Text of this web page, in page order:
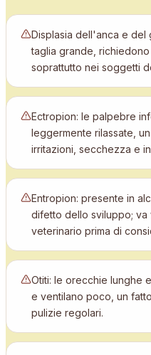
Displasia dell'anca e del
taglia grande,
soprattutto nei soggetti
Ectropion: le palpebre
leggermente rilassate,
irritazioni, secchezza e
Entropion: presente in
difetto dello sviluppo; va
veterinario prima di
Otiti: le orecchie lunghe
e ventilano poco, un
pulizie regolari.